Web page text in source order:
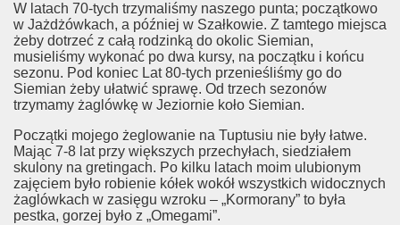
W latach 70-tych trzymaliśmy naszego punta; początkowo
w Jażdżówkach, a później w Szałkowie. Z tamtego miejsca
żeby dotrzeć z całą rodzinką do okolic Siemian,
musieliśmy wykonać po dwa kursy, na początku i końcu
sezonu. Pod koniec Lat 80-tych przenieśliśmy go do
Siemian żeby ułatwić sprawę. Od trzech sezonów
trzymamy żaglówkę w Jeziornie koło Siemian.
Początki mojego żeglowanie na Tuptusiu nie były łatwe.
Mając 7-8 lat przy większych przechyłach, siedziałem
skulony na gretingach. Po kilku latach moim ulubionym
zajęciem było robienie kółek wokół wszystkich widocznych
żaglówkach w zasięgu wzroku – „Kormorany” to była
pestka, gorzej było z „Omegami”.